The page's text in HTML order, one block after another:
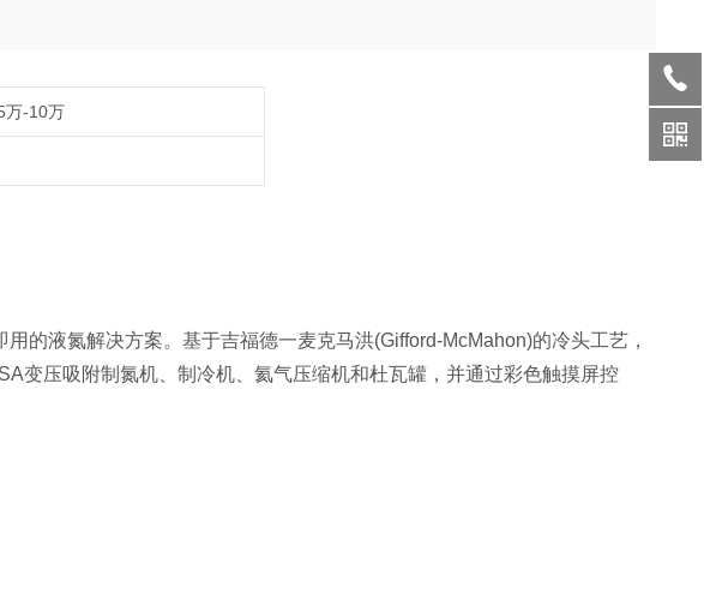
万-10万
用的液氮解决方案。基于吉福德一麦克马洪(Gifford-McMahon)的冷头工艺，
变压吸附制氮机、制冷机、氦气压缩机和杜瓦罐，并通过彩色触摸屏控